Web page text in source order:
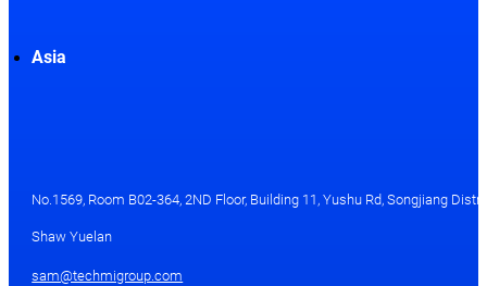
Asia
No.1569, Room B02-364, 2ND Floor, Building 11, Yushu Rd, Songjiang
Shaw Yuelan
sam@techmigroup.com